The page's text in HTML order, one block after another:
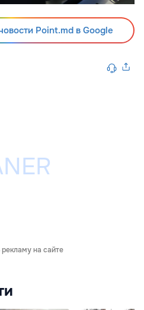
Point.md в Google
рекламу на сайте